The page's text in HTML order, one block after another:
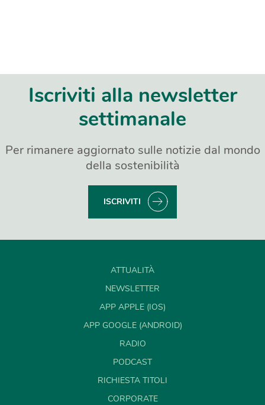
Iscriviti alla newsletter
settimanale
Per rimanere aggiornato sulle notizie dal mondo
della sostenibilità
ISCRIVITI
ATTUALITÀ
NEWSLETTER
APP APPLE (IOS)
APP GOOGLE (ANDROID)
RADIO
PODCAST
RICHIESTA TITOLI
CORPORATE